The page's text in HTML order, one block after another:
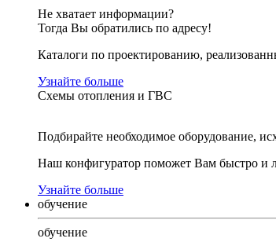
Не хватает информации?
Тогда Вы обратились по адресу!
Каталоги по проектированию,
Узнайте больше
Схемы отопления и ГВС
Подбирайте необходимое оборудование,
Наш конфигуратор поможет Вам быстро и
Узнайте больше
обучение
обучение